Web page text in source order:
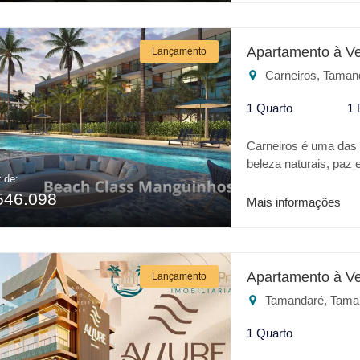
Churrasqueira Para
é o melhor lugar.
Lançamento
de:
Apartamento à
Carneiros,
1 Quarto 1
Carneiros é uma
beleza naturais, paz
todo conforto de um
Brinquedoteca * Spa
Restaurante *
investimento o
Mais informações
Lançamento Apartamento à
Tamandaré,
1 Quarto